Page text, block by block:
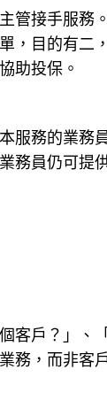
管接手服務
，目的有二
助投保。
服務的業務
務員仍可提
客戶？」、
務，而非客